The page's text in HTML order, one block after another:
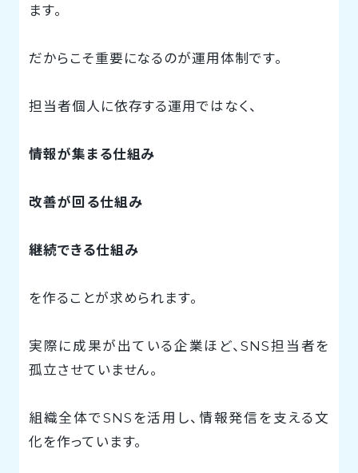
ます。
だからこそ重要になるのが運用体制です。
担当者個人に依存する運用ではなく、
情報が集まる仕組み
改善が回る仕組み
継続できる仕組み
を作ることが求められます。
実際に成果が出ている企業ほど、SNS担当者を
孤立させていません。
組織全体でSNSを活用し、情報発信を支える文
化を作っています。